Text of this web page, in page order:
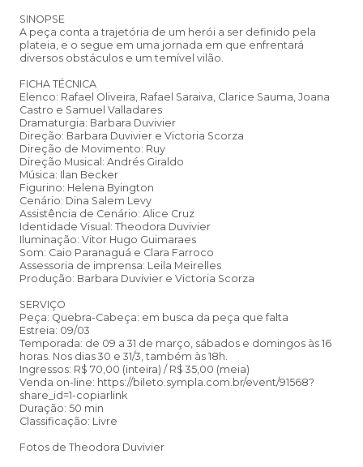
SINOPSE
A peça conta a trajetória de um herói a ser definido pela
plateia, e o segue em uma jornada em que enfrentará
diversos obstáculos e um temível vilão.
FICHA TÉCNICA
Elenco: Rafael Oliveira, Rafael Saraiva, Clarice Sauma, Joana
Castro e Samuel Valladares
Dramaturgia: Barbara Duvivier
Direção: Barbara Duvivier e Victoria Scorza
Direção de Movimento: Ruy
Direção Musical: Andrés Giraldo
Música: Ilan Becker
Figurino: Helena Byington
Cenário: Dina Salem Levy
Assistência de Cenário: Alice Cruz
Identidade Visual: Theodora Duvivier
Iluminação: Vitor Hugo Guimaraes
Som: Caio Paranaguá e Clara Farroco
Assessoria de imprensa: Leila Meirelles
Produção: Barbara Duvivier e Victoria Scorza
SERVIÇO
Peça: Quebra-Cabeça: em busca da peça que falta
Estreia: 09/03
Temporada: de 09 a 31 de março, sábados e domingos às 16
horas. Nos dias 30 e 31/3, também às 18h.
Ingressos: R$ 70,00 (inteira) / R$ 35,00 (meia)
Venda on-line: https://bileto.sympla.com.br/event/91568?
share_id=1-copiarlink
Duração: 50 min
Classificação: Livre
Fotos de Theodora Duvivier